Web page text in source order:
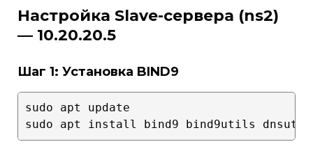
Настройка Slave-сервера (ns2)
— 10.20.20.5
Шаг 1: Установка BIND9
sudo apt update